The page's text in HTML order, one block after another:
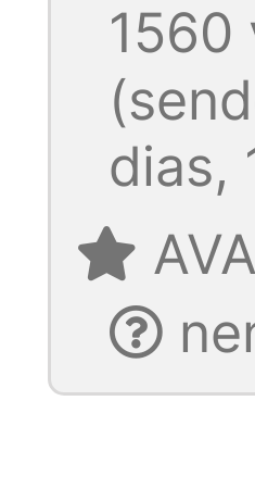
1560
dias,